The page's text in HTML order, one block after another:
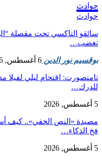
حوادث
حوادث
سائقو التاكسي تحت مقصلة
تغضب…
بوقسيم نور الدين 6 أغسطس, 2026
تامنصورت: اقتحام ليلي
للدرك…
5 أغسطس, 2026
فخ الذكاء…
5 أغسطس, 2026